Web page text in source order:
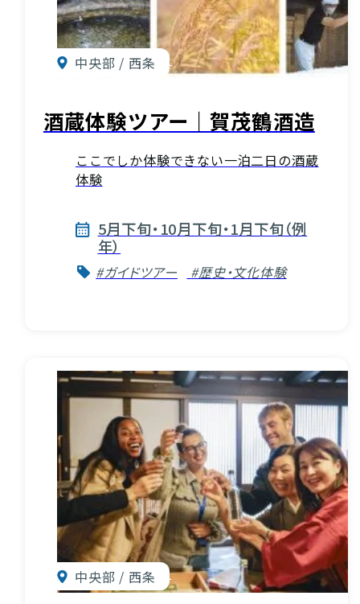
中央部 / 西条
酒蔵体験ツアー｜賀茂鶴酒造
ここでしか体験できない一泊二日の酒蔵
体験
5月下旬・10月下旬・1月下旬（例
年）
#ガイドツアー #歴史・文化体験
中央部 / 西条